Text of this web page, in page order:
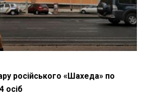
російського «Шахеда» по
осіб